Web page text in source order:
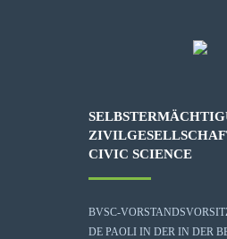
CIVIC SCIENCE
BVSC-
DE PAOLI IN DER IN DER